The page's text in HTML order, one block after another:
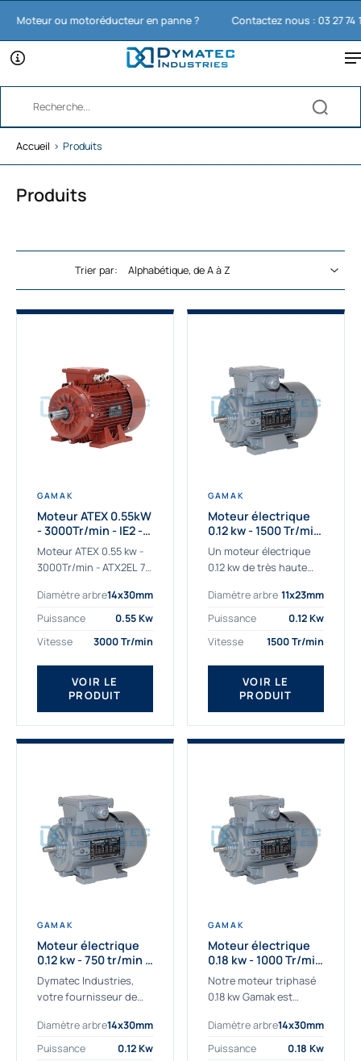
ou motoréducteur en panne ? Contactez nous : 03 27 74 11 65
Accueil › Produits
Produits
Trier par:
GAMAK
Moteur ATEX 0.55kW
- 3000Tr/min - IE2 -
Zone 2/22 -
Aluminium
Moteur ATEX 0.55 kw -
3000Tr/min - ATX2EL 71
pour les atmosphères
explosives Le moteur
Diamètre arbre14x30mm
Puissance
0.55 Kw
Vitesse
3000 Tr/min
VOIR LE
PRODUIT
GAMAK
Moteur électrique
0.12 kw - 1500 Tr/min
- 230/400V - IE2
Un moteur électrique
0.12 kw de très haute
applications les plus
sollicitées. Nous
fournissons des
moteurs électriques...
Diamètre arbre 11x23mm
Puissance
0.12 Kw
Vitesse
1500 Tr/min
VOIR LE
PRODUIT
GAMAK
Moteur électrique
0.12 kw - 750 tr/min -
230/400V - IE2
Dymatec Industries,
votre fournisseur de
kw. Dymatec Industries
vous propose le moteur
Diamètre arbre14x30mm
Puissance
0.12 Kw
GAMAK
Moteur électrique
0.18 kw - 1000 Tr/min
- 230/400V - IE2
Notre moteur triphasé
0.18 kw Gamak est
aux applications
sévères. Nous
Diamètre arbre14x30mm
Puissance
0.18 Kw